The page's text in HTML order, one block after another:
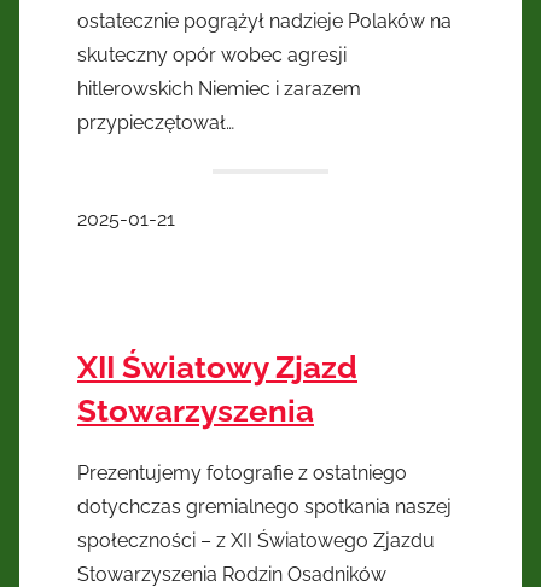
ostatecznie pogrążył nadzieje Polaków na
skuteczny opór wobec agresji
hitlerowskich Niemiec i zarazem
przypieczętował…
2025-01-21
XII Światowy Zjazd
Stowarzyszenia
Prezentujemy fotografie z ostatniego
dotychczas gremialnego spotkania naszej
społeczności – z XII Światowego Zjazdu
Stowarzyszenia Rodzin Osadników